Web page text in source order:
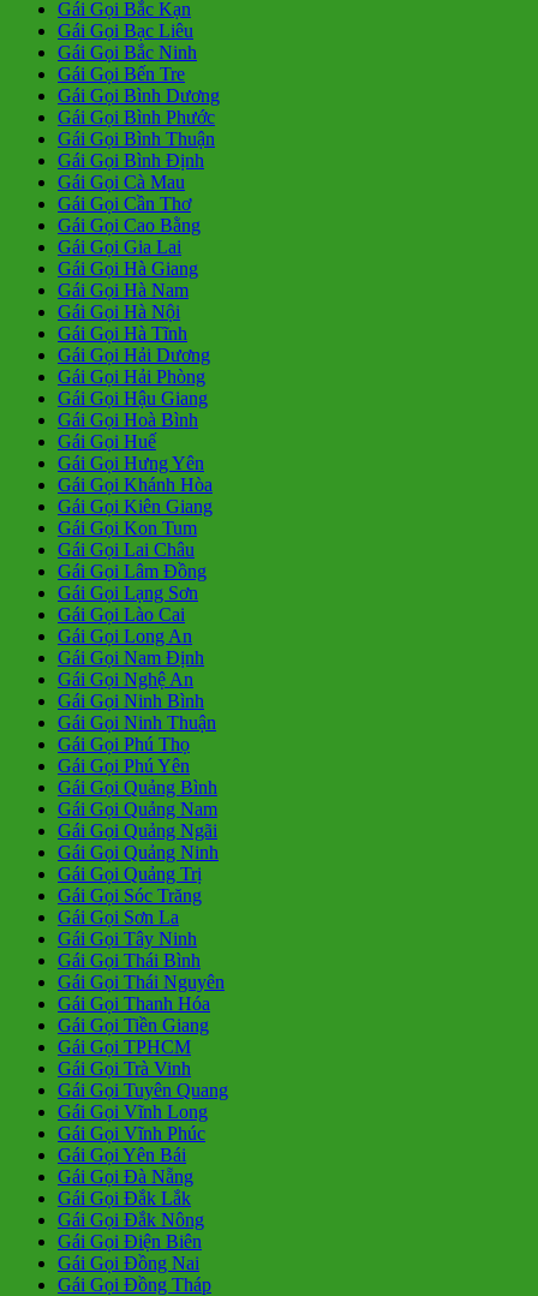
Gái Gọi Bắc Kạn
Gái Gọi Bạc Liêu
Gái Gọi Bắc Ninh
Gái Gọi Bến Tre
Gái Gọi Bình Dương
Gái Gọi Bình Phước
Gái Gọi Bình Thuận
Gái Gọi Bình Định
Gái Gọi Cà Mau
Gái Gọi Cần Thơ
Gái Gọi Cao Bằng
Gái Gọi Gia Lai
Gái Gọi Hà Giang
Gái Gọi Hà Nam
Gái Gọi Hà Nội
Gái Gọi Hà Tĩnh
Gái Gọi Hải Dương
Gái Gọi Hải Phòng
Gái Gọi Hậu Giang
Gái Gọi Hoà Bình
Gái Gọi Huế
Gái Gọi Hưng Yên
Gái Gọi Khánh Hòa
Gái Gọi Kiên Giang
Gái Gọi Kon Tum
Gái Gọi Lai Châu
Gái Gọi Lâm Đồng
Gái Gọi Lạng Sơn
Gái Gọi Lào Cai
Gái Gọi Long An
Gái Gọi Nam Định
Gái Gọi Nghệ An
Gái Gọi Ninh Bình
Gái Gọi Ninh Thuận
Gái Gọi Phú Thọ
Gái Gọi Phú Yên
Gái Gọi Quảng Bình
Gái Gọi Quảng Nam
Gái Gọi Quảng Ngãi
Gái Gọi Quảng Ninh
Gái Gọi Quảng Trị
Gái Gọi Sóc Trăng
Gái Gọi Sơn La
Gái Gọi Tây Ninh
Gái Gọi Thái Bình
Gái Gọi Thái Nguyên
Gái Gọi Thanh Hóa
Gái Gọi Tiền Giang
Gái Gọi TPHCM
Gái Gọi Trà Vinh
Gái Gọi Tuyên Quang
Gái Gọi Vĩnh Long
Gái Gọi Vĩnh Phúc
Gái Gọi Yên Bái
Gái Gọi Đà Nẵng
Gái Gọi Đắk Lắk
Gái Gọi Đắk Nông
Gái Gọi Điện Biên
Gái Gọi Đồng Nai
Gái Gọi Đồng Tháp